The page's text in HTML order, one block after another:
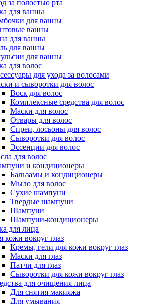
за полостью рта
для ванны
для ванны
ванны
для ванны
для ванны
для ванны
для волос
для ухода за волосами
и сыворотки для волос
Воск для волос
Комплексные средства для волос
Маски для волос
Отвары для волос
Спреи, лосьоны для волос
Сыворотки для волос
Эссенции для волос
для волос
и кондиционеры
Бальзамы и кондиционеры
Мыло для волос
Сухие шампуни
Твердые шампуни
Шампуни
Шампуни-кондиционеры
для лица
кожи вокруг глаз
Кремы, гели для кожи вокруг глаз
Маски для глаз
Патчи для глаз
Сыворотки для кожи вокруг глаз
для очищения лица
Для снятия макияжа
Для умывания